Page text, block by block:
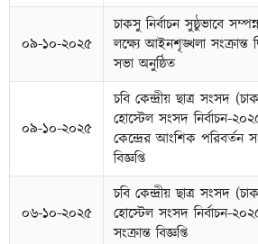
০৯-১০-২০২৫
চাকসু নির্বাচন সুষ্ঠুভাবে
লক্ষ্যে আইনশৃঙ্খলা সংক্রান্ত
সভা অনুষ্ঠিত
০৯-১০-২০২৫
চবি কেন্দ্রীয় ছাত্র সংসদ
হোস্টেল সংসদ নির্বাচন-
কেন্দ্রের আংশিক পরিবর্তন
বিজ্ঞপ্তি
০৬-১০-২০২৫
চবি কেন্দ্রীয় ছাত্র সংসদ
হোস্টেল সংসদ নির্বাচন-
সংক্রান্ত বিজ্ঞপ্তি